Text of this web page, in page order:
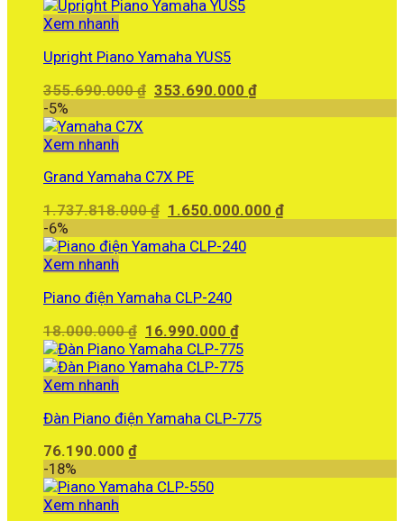
Xem nhanh
Upright Piano Yamaha YUS5
355.690.000₫ Giá
353.690.000₫Giá
-5%
Xem nhanh
Grand Yamaha C7X PE
1.737.818.000₫ Giá
là:
1.650.000.000₫Giá
-6%
Xem nhanh
Piano điện Yamaha CLP-240
18.000.000₫ Giá
gốc
là:
16.990.000₫Giá
hiện
tại
Xem nhanh
Đàn Piano điện Yamaha CLP-775
76.190.000 ₫
-18%
Xem nhanh